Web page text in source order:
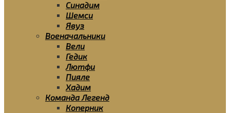
Синадим
Шемси
Явуз
Военачальники
Вели
Гедик
Лютфи
Пияле
Хадим
Команда Легенд
Коперник